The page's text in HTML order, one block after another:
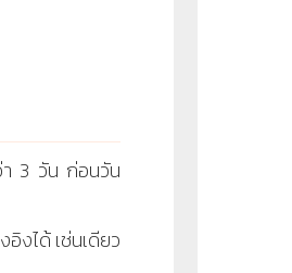
า 3 วัน ก่อนวัน
อิงได้ เช่นเดียว